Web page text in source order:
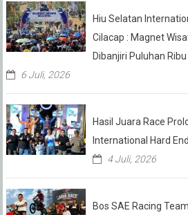
Hiu Selatan
Cilacap : Magnet
Dibanjiri Puluhan
6 Juli, 2026
Hasil Juara Race
International Hard
4 Juli, 2026
Bos SAE Racing